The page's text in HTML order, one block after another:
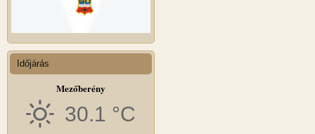
Időjárás
Mezőberény
30.1 °C